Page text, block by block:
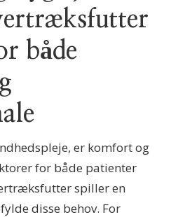
både
er komfort og
for både patienter
spiller en
disse behov. For